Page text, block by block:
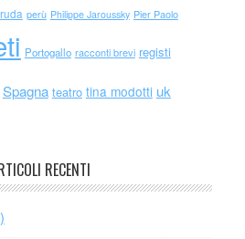
perù Philippe Jaroussky Pier Paolo
Portogallo racconti brevi registi
Spagna teatro tina modotti uk
RECENTI